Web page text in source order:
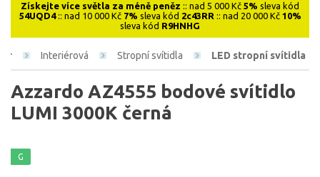
Získejte více světla za méně peněz :: nad 5 000 Kč 5% sleva kód
54UQD4:: nad 10 000 Kč 7% sleva kód 2c43RR :: nad 20 000 Kč 10%
sleva kód R9HNHG
Interiérová Stropní svítidla LED stropní svítidla
Azzardo AZ4555 bodové svítidlo
LUMI 3000K černá
G